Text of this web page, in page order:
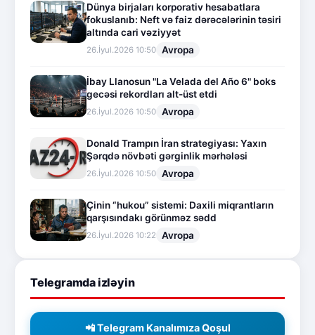
Dünya birjaları korporativ hesabatlara
fokuslanıb: Neft və faiz dərəcələrinin təsiri
altında cari vəziyyət
26.İyul.2026 10:50 Avropa
İbay Llanosun "La Velada del Año 6" boks
gecəsi rekordları alt-üst etdi
26.İyul.2026 10:50 Avropa
Donald Trampın İran strategiyası: Yaxın
Şərqdə növbəti gərginlik mərhələsi
26.İyul.2026 10:50 Avropa
Çinin “hukou” sistemi: Daxili miqrantların
qarşısındakı görünməz sədd
26.İyul.2026 10:22 Avropa
Telegramda izləyin
📲 Telegram Kanalımıza Qoşul